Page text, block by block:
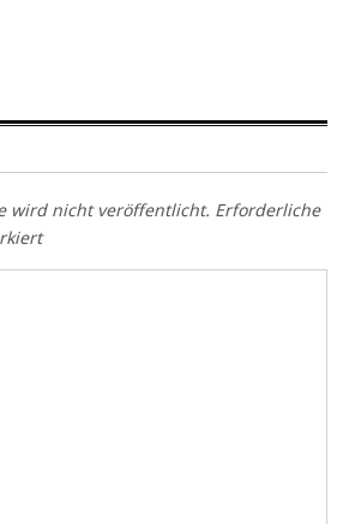
wird nicht veröffentlicht. Erforderliche